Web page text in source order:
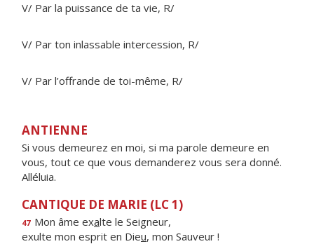
V/ Par la puissance de ta vie, R/
V/ Par ton inlassable intercession, R/
V/ Par l’offrande de toi-même, R/
ANTIENNE
Si vous demeurez en moi, si ma parole demeure en
vous, tout ce que vous demanderez vous sera donné.
Alléluia.
CANTIQUE DE MARIE (LC 1)
47 Mon âme exalte le Seigneur,
exulte mon esprit en Dieu, mon Sauveur !